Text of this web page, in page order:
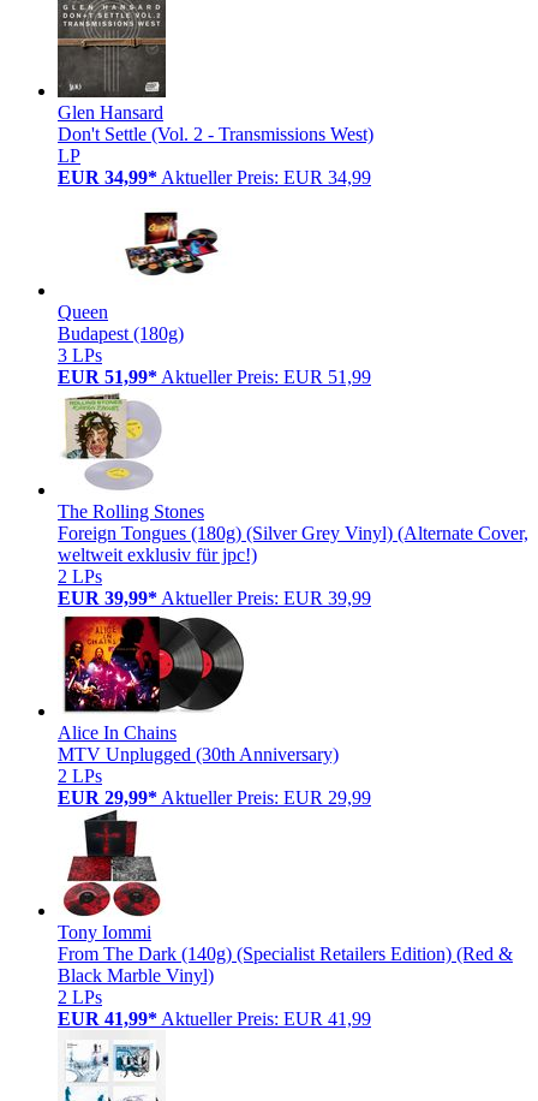
Glen Hansard
Don't Settle (Vol. 2 - Transmissions West)
LP
EUR 34,99*Aktueller Preis: EUR 34,99
Queen
Budapest (180g)
3 LPs
EUR 51,99*Aktueller Preis: EUR 51,99
The Rolling Stones
Foreign Tongues (180g) (Silver Grey Vinyl) (Alternate Cover,
weltweit exklusiv für jpc!)
2 LPs
EUR 39,99*Aktueller Preis: EUR 39,99
Alice In Chains
MTV Unplugged (30th Anniversary)
2 LPs
EUR 29,99*Aktueller Preis: EUR 29,99
Tony Iommi
From The Dark (140g) (Specialist Retailers Edition) (Red &
Black Marble Vinyl)
2 LPs
EUR 41,99*Aktueller Preis: EUR 41,99